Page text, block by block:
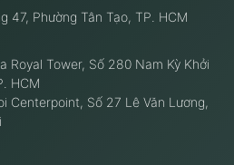
47, Phường Tân Tạo, TP. HCM
Royal Tower, Số 280 Nam Kỳ Khởi
HCM
Centerpoint, Số 27 Lê Văn Lương,